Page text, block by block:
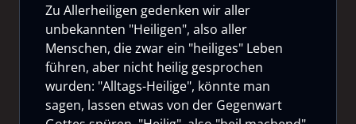
Zu Allerheiligen gedenken wir aller
unbekannten "Heiligen", also aller
Menschen, die zwar ein "heiliges" Leben
führen, aber nicht heilig gesprochen
wurden: "Alltags-Heilige", könnte man
sagen, lassen etwas von der Gegenwart